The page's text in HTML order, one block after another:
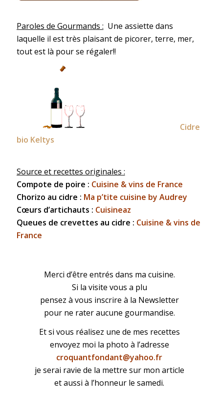
Paroles de Gourmands : Une assiette dans
laquelle il est très plaisant de picorer, terre, mer,
tout est là pour se régaler!!
Cidre
bio Keltys
Source et recettes originales :
Compote de poire : Cuisine & vins de France
Chorizo au cidre : Ma p’tite cuisine by Audrey
Cœurs d’artichauts : Cuisineaz
Queues de crevettes au cidre : Cuisine & vins de
France
Merci d’être entrés dans ma cuisine.
Si la visite vous a plu
pensez à vous inscrire à la Newsletter
pour ne rater aucune gourmandise.
Et si vous réalisez une de mes recettes
envoyez moi la photo à l’adresse
croquantfondant@yahoo.fr
je serai ravie de la mettre sur mon article
et aussi à l’honneur le samedi.